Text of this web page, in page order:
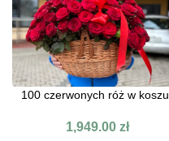
100 czerwonych róż w koszu
1,949.00zł